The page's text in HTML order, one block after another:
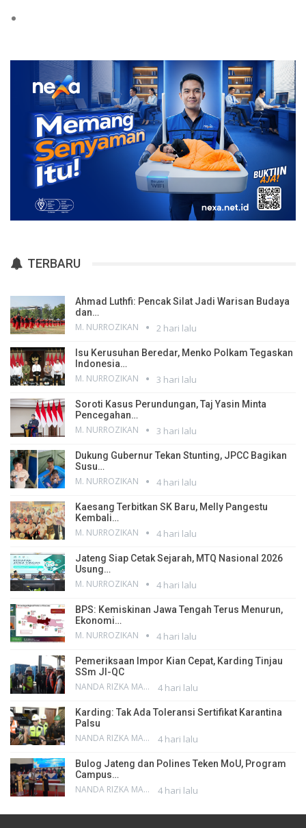
TERBARU
Ahmad Luthfi: Pencak Silat Jadi Warisan Budaya
dan…
M. NURROZIKAN 2 hari lalu
Isu Kerusuhan Beredar, Menko Polkam Tegaskan
Indonesia…
M. NURROZIKAN 3 hari lalu
Soroti Kasus Perundungan, Taj Yasin Minta
Pencegahan…
M. NURROZIKAN 3 hari lalu
Dukung Gubernur Tekan Stunting, JPCC Bagikan
Susu…
M. NURROZIKAN 4 hari lalu
Kaesang Terbitkan SK Baru, Melly Pangestu
Kembali…
M. NURROZIKAN 4 hari lalu
Jateng Siap Cetak Sejarah, MTQ Nasional 2026
Usung…
M. NURROZIKAN 4 hari lalu
BPS: Kemiskinan Jawa Tengah Terus Menurun,
Ekonomi…
M. NURROZIKAN 4 hari lalu
Pemeriksaan Impor Kian Cepat, Karding Tinjau
SSm JI-QC
NANDA RIZKA MAHENDRA 4 hari lalu
Karding: Tak Ada Toleransi Sertifikat Karantina
Palsu
NANDA RIZKA MAHENDRA 4 hari lalu
Bulog Jateng dan Polines Teken MoU, Program
Campus…
NANDA RIZKA MAHENDRA 4 hari lalu